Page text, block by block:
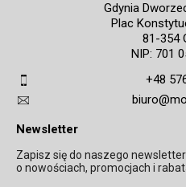
Gdynia
Plac
81-354
NIP: 701
+48
Newsletter
Zapisz się do naszego
o nowościach, promocjach i